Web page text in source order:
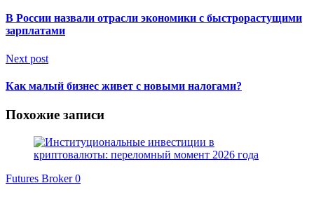
В России назвали отрасли экономики с быстрорастущими
зарплатами
Next post
Как малый бизнес живет с новыми налогами?
Похожие записи
Futures Broker0